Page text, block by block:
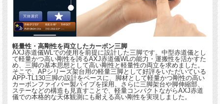
軽量性・高剛性を両立したカーボン三脚
AXJ赤道儀WLでの使用を前提に設計した三脚です。中型赤道儀とし
て軽量かつ高い剛性を誇るAXJ赤道儀WLの能力・運搬性を活かすた
め、三脚の基本思想として高い剛性と軽量性の両立を求めました。
そこで、APシリーズ架台用の軽量三脚として好評をいただいている
APP-TL130三脚の設計をベースに、脚材として軽量かつ剛性の高い
カーボンファイバー製パイプを採用、さらに三脚架台や脚伸縮部、
ステーなどの構造も見直すことで、軽量コンパクトながらAXJ赤道
儀での本格的な天体観測にも耐える高い剛性を実現しました。